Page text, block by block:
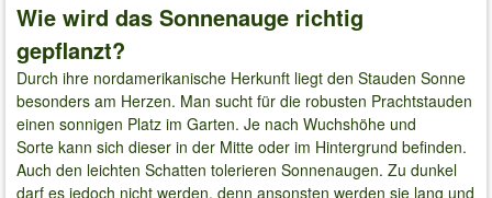
Wie wird das Sonnenauge richtig
gepflanzt?
Durch ihre nordamerikanische Herkunft liegt den Stauden Sonne
besonders am Herzen. Man sucht für die robusten Prachtstauden
einen sonnigen Platz im Garten. Je nach Wuchshöhe und
Sorte kann sich dieser in der Mitte oder im Hintergrund befinden.
Auch den leichten Schatten tolerieren Sonnenaugen. Zu dunkel
darf es jedoch nicht werden, denn ansonsten werden sie lang und